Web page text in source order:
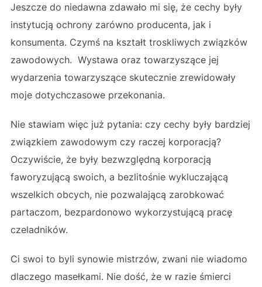
Jeszcze do niedawna zdawało mi się, że cechy były
instytucją ochrony zarówno producenta, jak i
konsumenta. Czymś na kształt troskliwych związków
zawodowych. Wystawa oraz towarzyszące jej
wydarzenia towarzyszące skutecznie zrewidowały
moje dotychczasowe przekonania.
Nie stawiam więc już pytania: czy cechy były bardziej
związkiem zawodowym czy raczej korporacją?
Oczywiście, że były bezwzględną korporacją
faworyzującą swoich, a bezlitośnie wykluczającą
wszelkich obcych, nie pozwalającą zarobkować
partaczom, bezpardonowo wykorzystującą pracę
czeladników.
Ci swoi to byli synowie mistrzów, zwani nie wiadomo
dlaczego masełkami. Nie dość, że w razie śmierci